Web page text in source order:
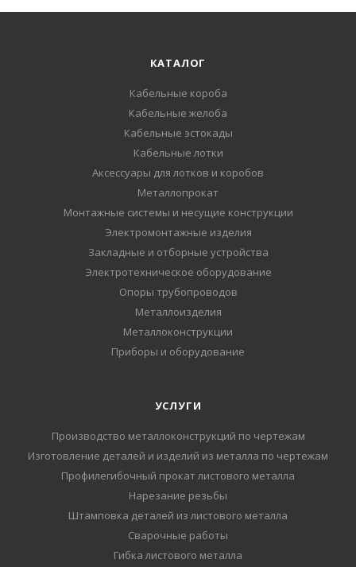
КАТАЛОГ
Кабельные короба
Кабельные желоба
Кабельные эстокады
Кабельные лотки
Аксессуары для лотков и коробов
Металлопрокат
Монтажные системы и несущие конструкции
Электромонтажные изделия
Закладные и отборные устройства
Электротехническое оборудование
Опоры трубопроводов
Металлоизделия
Металлоконструкции
Приборы и оборудование
УСЛУГИ
Производство металлоконструкций по чертежам
Изготовление деталей и изделий из металла по чертежам
Профилегибочный прокат листового металла
Нарезание резьбы
Штамповка деталей из листового металла
Сварочные работы
Гибка листового металла